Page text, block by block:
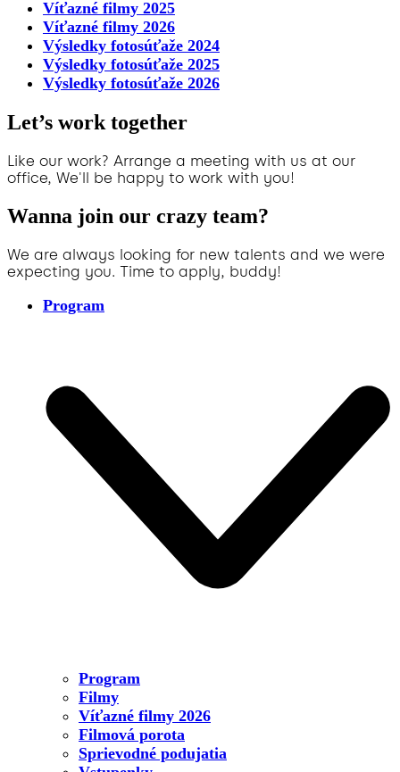
Víťazné filmy 2025
Víťazné filmy 2026
Výsledky fotosúťaže 2024
Výsledky fotosúťaže 2025
Výsledky fotosúťaže 2026
Let’s work together
Like our work? Arrange a meeting with us at our
office, We'll be happy to work with you!
Wanna join our crazy team?
We are always looking for new talents and we were
expecting you. Time to apply, buddy!
Program
Program
Filmy
Víťazné filmy 2026
Filmová porota
Sprievodné podujatia